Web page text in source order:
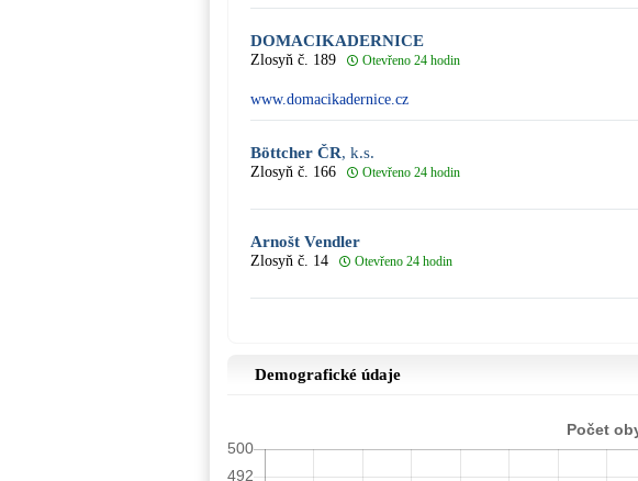
DOMACIKADERNICE
Zlosyň č. 189 Otevřeno 24 hodin
www.domacikadernice.cz
Böttcher ČR, k.s.
Zlosyň č. 166 Otevřeno 24 hodin
Arnošt Vendler
Zlosyň č. 14 Otevřeno 24 hodin
Demografické údaje